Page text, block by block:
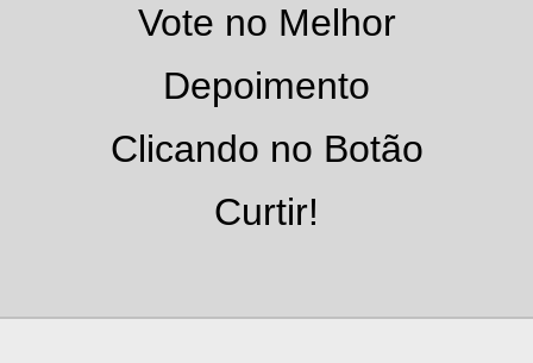
Vote no Melhor
Depoimento
Clicando no Botão
Curtir!